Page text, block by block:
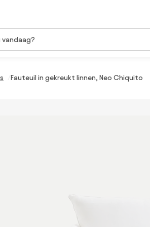
inhoud springen
Fauteuil in gekreukt linnen, Neo Chiquito